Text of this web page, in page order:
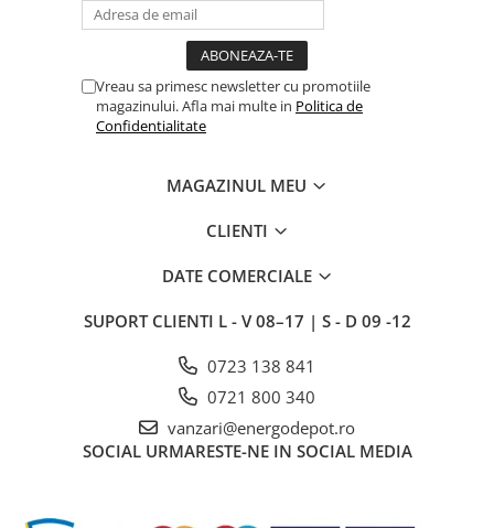
Contor digital
Blocuri de masura si protectie
Buton ciuperca
Echipamente de impamantare
Electrozi impamantare
Intrerupatoare automate
Intrerupatoare automate de putere
diferentiale
Vreau sa primesc newsletter cu promotiile
magazinului. Afla mai multe in Politica de
Confidentialitate
MAGAZINUL MEU
CLIENTI
DATE COMERCIALE
SUPORT CLIENTI L - V 08–17 | S - D 09 -12
0723 138 841
0721 800 340
vanzari@energodepot.ro
SOCIAL URMARESTE-NE IN SOCIAL MEDIA